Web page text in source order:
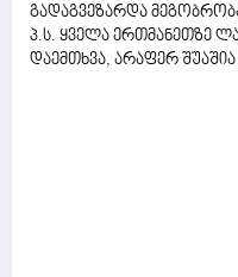
გადაგვეზარდა
პ.ს. ყველა ერთმანეთზე
დაემთხვა, არაფერ